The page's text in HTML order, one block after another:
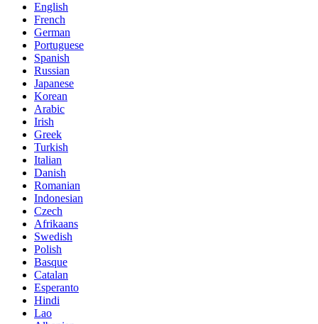
English
French
German
Portuguese
Spanish
Russian
Japanese
Korean
Arabic
Irish
Greek
Turkish
Italian
Danish
Romanian
Indonesian
Czech
Afrikaans
Swedish
Polish
Basque
Catalan
Esperanto
Hindi
Lao